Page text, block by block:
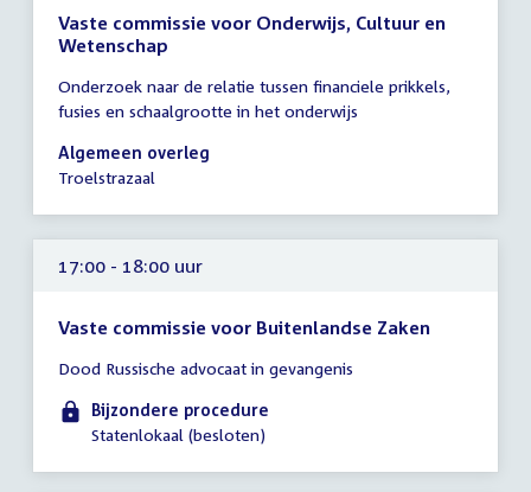
Vaste commissie voor Onderwijs, Cultuur en
Wetenschap
vergadering
16:30
-
19:30
Onderzoek naar de relatie tussen financiele prikkels,
fusies en schaalgrootte in het onderwijs
Algemeen overleg
Troelstrazaal
17:00 - 18:00 uur
Vaste commissie voor Buitenlandse Zaken
vergadering
17:00
-
uur
Dood Russische advocaat in gevangenis
Bijzondere procedure
Statenlokaal (besloten)